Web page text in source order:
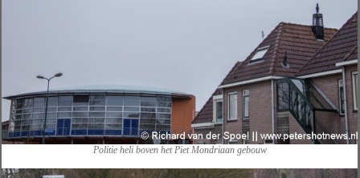
Politie heli boven het Piet Mondriaan gebouw